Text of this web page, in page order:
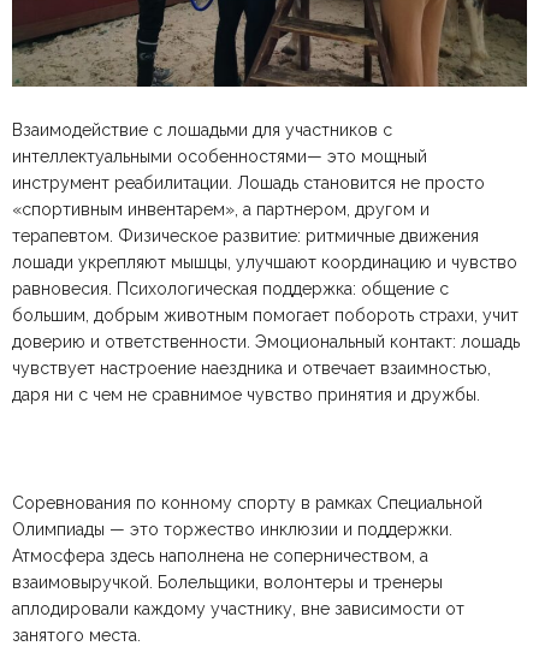
Взаимодействие с лошадьми для участников с
интеллектуальными особенностями— это мощный
инструмент реабилитации. Лошадь становится не просто
«спортивным инвентарем», а партнером, другом и
терапевтом. Физическое развитие: ритмичные движения
лошади укрепляют мышцы, улучшают координацию и чувство
равновесия. Психологическая поддержка: общение с
большим, добрым животным помогает побороть страхи, учит
доверию и ответственности. Эмоциональный контакт: лошадь
чувствует настроение наездника и отвечает взаимностью,
даря ни с чем не сравнимое чувство принятия и дружбы.
Соревнования по конному спорту в рамках Специальной
Олимпиады — это торжество инклюзии и поддержки.
Атмосфера здесь наполнена не соперничеством, а
взаимовыручкой. Болельщики, волонтеры и тренеры
аплодировали каждому участнику, вне зависимости от
занятого места.